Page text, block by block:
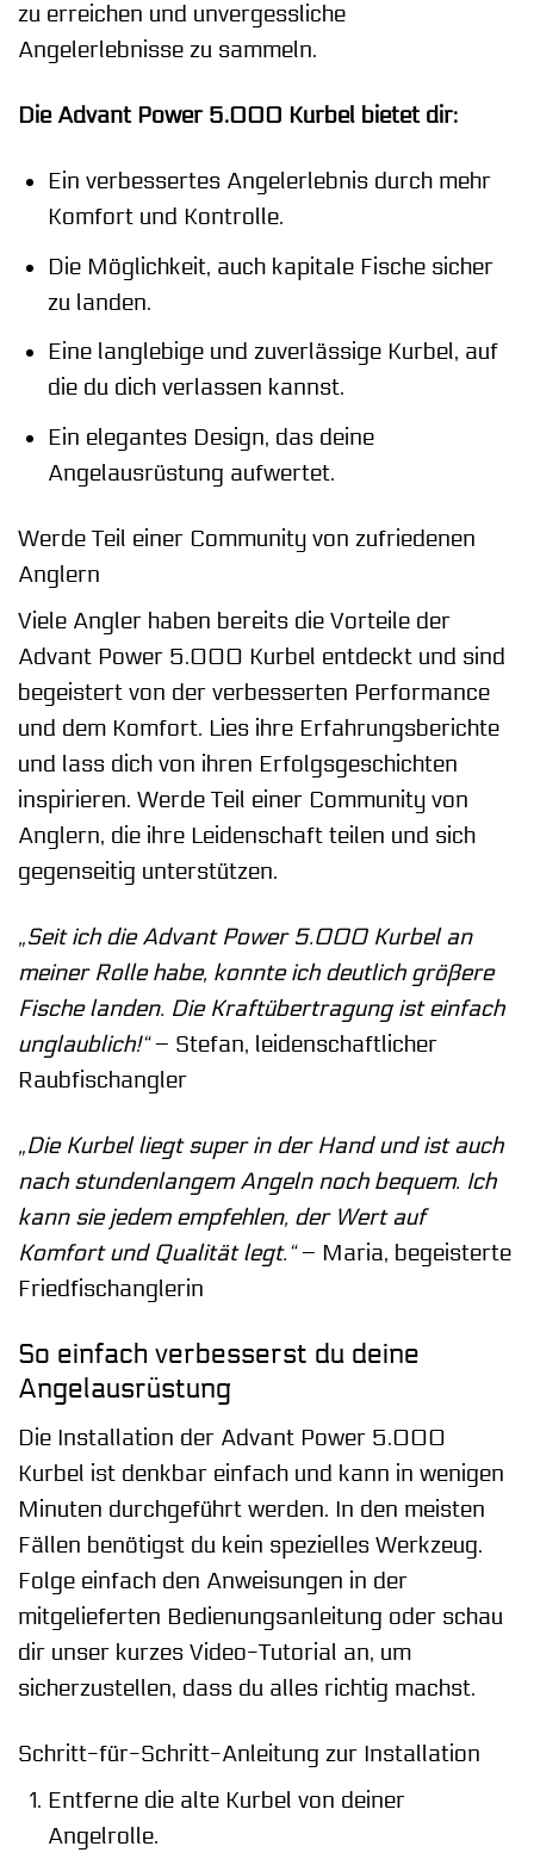
zu erreichen und unvergessliche
Angelerlebnisse zu sammeln.
Die Advant Power 5.000 Kurbel bietet dir:
Ein verbessertes Angelerlebnis durch mehr
Komfort und Kontrolle.
Die Möglichkeit, auch kapitale Fische sicher
zu landen.
Eine langlebige und zuverlässige Kurbel, auf
die du dich verlassen kannst.
Ein elegantes Design, das deine
Angelausrüstung aufwertet.
Werde Teil einer Community von zufriedenen
Anglern
Viele Angler haben bereits die Vorteile der
Advant Power 5.000 Kurbel entdeckt und sind
begeistert von der verbesserten Performance
und dem Komfort. Lies ihre Erfahrungsberichte
und lass dich von ihren Erfolgsgeschichten
inspirieren. Werde Teil einer Community von
Anglern, die ihre Leidenschaft teilen und sich
gegenseitig unterstützen.
„Seit ich die Advant Power 5.000 Kurbel an
meiner Rolle habe, konnte ich deutlich größere
Fische landen. Die Kraftübertragung ist einfach
unglaublich!“– Stefan, leidenschaftlicher
Raubfischangler
„Die Kurbel liegt super in der Hand und ist auch
nach stundenlangem Angeln noch bequem. Ich
kann sie jedem empfehlen, der Wert auf
Komfort und Qualität legt.“– Maria, begeisterte
Friedfischanglerin
So einfach verbesserst du deine
Angelausrüstung
Die Installation der Advant Power 5.000
Kurbel ist denkbar einfach und kann in wenigen
Minuten durchgeführt werden. In den meisten
Fällen benötigst du kein spezielles Werkzeug.
Folge einfach den Anweisungen in der
mitgelieferten Bedienungsanleitung oder schau
dir unser kurzes Video-Tutorial an, um
sicherzustellen, dass du alles richtig machst.
Schritt-für-Schritt-Anleitung zur Installation
Entferne die alte Kurbel von deiner
Angelrolle.